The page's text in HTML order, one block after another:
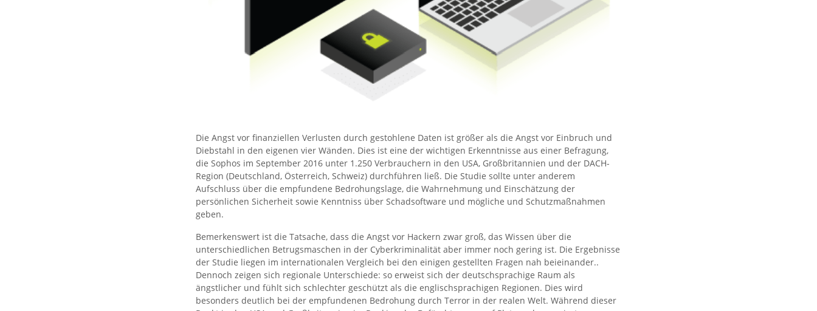
Die Angst vor finanziellen Verlusten durch gestohlene Daten ist größer als die Angst vor Einbruch und
Diebstahl in den eigenen vier Wänden. Dies ist eine der wichtigen Erkenntnisse aus einer Befragung,
die Sophos im September 2016 unter 1.250 Verbrauchern in den USA, Großbritannien und der DACH-
Region (Deutschland, Österreich, Schweiz) durchführen ließ. Die Studie sollte unter anderem
Aufschluss über die empfundene Bedrohungslage, die Wahrnehmung und Einschätzung der
persönlichen Sicherheit sowie Kenntniss über Schadsoftware und mögliche und Schutzmaßnahmen
geben.
Bemerkenswert ist die Tatsache, dass die Angst vor Hackern zwar groß, das Wissen über die
unterschiedlichen Betrugsmaschen in der Cyberkriminalität aber immer noch gering ist. Die Ergebnisse
der Studie liegen im internationalen Vergleich bei den einigen gestellten Fragen nah beieinander..
Dennoch zeigen sich regionale Unterschiede: so erweist sich der deutschsprachige Raum als
ängstlicher und fühlt sich schlechter geschützt als die englischsprachigen Regionen. Dies wird
besonders deutlich bei der empfundenen Bedrohung durch Terror in der realen Welt. Während dieser